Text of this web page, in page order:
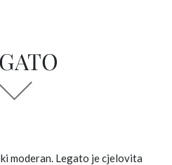
moderan. Legato je cjelovita